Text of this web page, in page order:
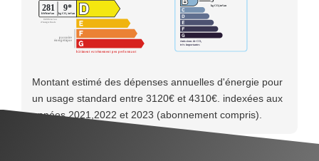
Montant estimé des dépenses annuelles d'énergie pour
un usage standard entre 3120€ et 4310€. indexées aux
années 2021,2022 et 2023 (abonnement compris).